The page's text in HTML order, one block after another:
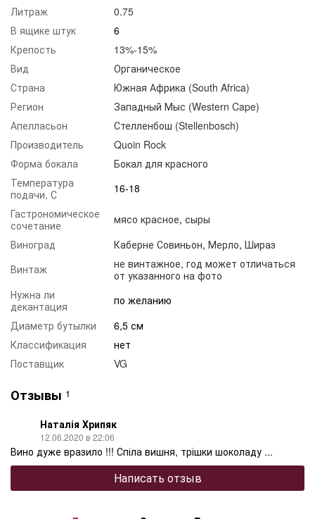
Литраж
0.75
В ящике штук
6
Крепость
13%-15%
Вид
Органическое
Страна
Южная Африка (South Africa)
Регион
Западный Мыс (Western Cape)
Апелласьон
Стелленбош (Stellenbosch)
Производитель
Quoin Rock
Форма бокала
Бокал для красного
Температура
подачи, С
16-18
Гастрономическое
сочетание
мясо красное, сыры
Виноград
Каберне Совиньон, Мерло, Шираз
Винтаж
не винтажное, год может отличаться
от указанного на фото
Нужна ли
декантация
по желанию
Диаметр бутылки
6,5 см
Классификация
нет
Поставщик
VG
Отзывы 1
Наталія Хрипяк
12.06.2020 в 22:06
Вино дуже вразило !!! Спіла вишня, трішки шоколаду ...
Написать отзыв